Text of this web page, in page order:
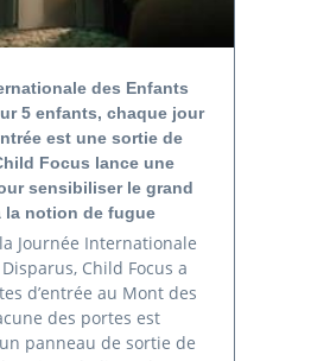
des Enfants
5 enfants, chaque jour
est une sortie de
Focus lance une
sensibiliser le grand
la notion de fugue
Journée Internationale
Child Focus a
d’entrée au Mont des
des portes est
panneau de sortie de